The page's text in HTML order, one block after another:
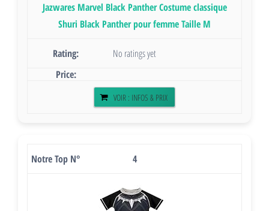
Jazwares Marvel Black Panther Costume classique
Shuri Black Panther pour femme Taille M
No ratings yet
VOIR : INFOS & PRIX
4